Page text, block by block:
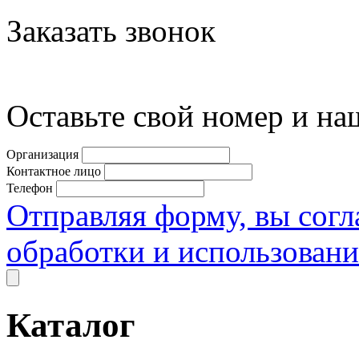
Заказать звонок
Оставьте свой номер и
Организация
Контактное лицо
Телефон
Отправляя форму, вы
обработки и
Каталог